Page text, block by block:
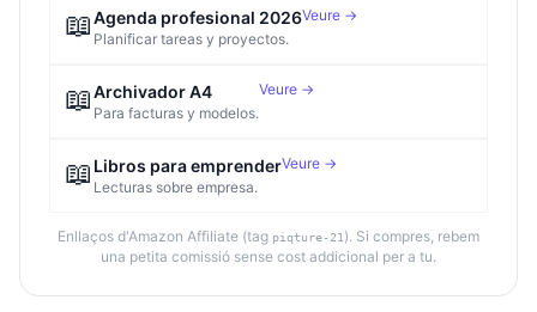
📖Agenda profesional 2026
Planificar tareas y proyectos.
Veure →
📖Archivador A4
Para facturas y modelos.
Veure →
📖 Libros para emprender
Lecturas sobre empresa.
Veure →
Enllaços d'Amazon Affiliate (tag piqture-21 ). Si compres, rebem
una petita comissió sense cost addicional per a tu.